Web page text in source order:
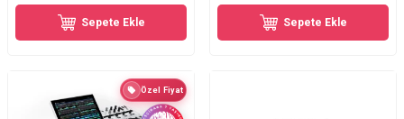
Sepete Ekle Sepete Ekle
Özel Fiyat